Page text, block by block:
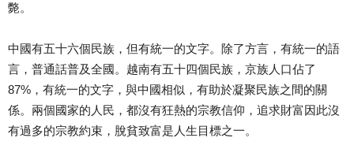
斃。
中國有五十六個民族，但有統一的文字。除了方言，有統一的語
言，普通話普及全國。越南有五十四個民族，京族人口佔了
87%，有統一的文字，與中國相似，有助於凝聚民族之間的關
係。兩個國家的人民，都沒有狂熱的宗教信仰，追求財富因此沒
有過多的宗教約束，脫貧致富是人生目標之一。